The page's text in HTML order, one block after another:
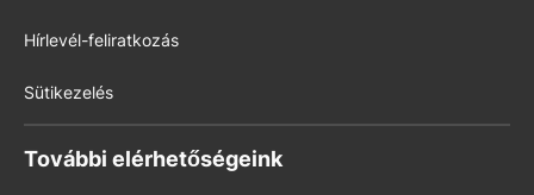
Hírlevél-feliratkozás
Sütikezelés
További elérhetőségeink